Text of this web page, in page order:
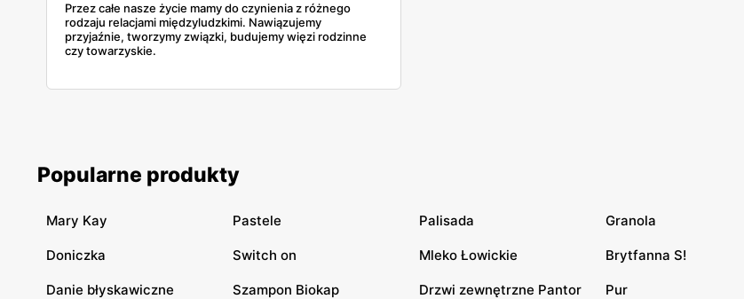
Przez całe nasze życie mamy do czynienia z różnego
rodzaju relacjami międzyludzkimi. Nawiązujemy
przyjaźnie, tworzymy związki, budujemy więzi rodzinne
czy towarzyskie.
Popularne produkty
Mary Kay Pastele Palisada Granola
Doniczka Switch on Mleko Łowickie Brytfanna S!
Danie błyskawiczne Szampon Biokap Drzwi zewnętrzne Pantor Pur